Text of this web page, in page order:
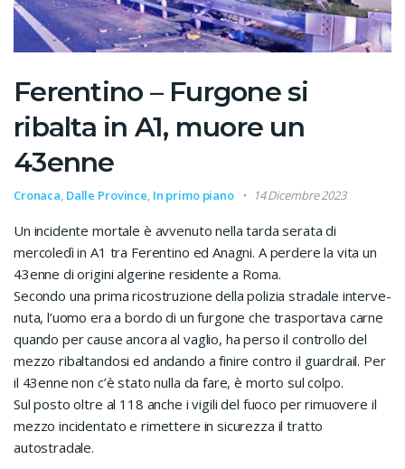
Ferentino – Furgone si
ribalta in A1, muore un
43enne
Cronaca, Dalle Province, In primo piano 14 Dicembre 2023
Un incidente mortale è avvenuto nella tarda serata di
mercoledì in A1 tra Ferentino ed Anagni. A perdere la vita un
43enne di origini algerine residente a Roma.
Secondo una prima ricostruzione della polizia stradale interve-
nuta, l’uomo era a bordo di un furgone che trasportava carne
quando per cause ancora al vaglio, ha perso il controllo del
mezzo ribaltandosi ed andando a finire contro il guardrail. Per
il 43enne non c’è stato nulla da fare, è morto sul colpo.
Sul posto oltre al 118 anche i vigili del fuoco per rimuovere il
mezzo incidentato e rimettere in sicurezza il tratto
autostradale.